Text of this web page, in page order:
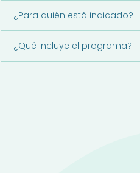
¿Para quién está indicado?
¿Qué incluye el programa?